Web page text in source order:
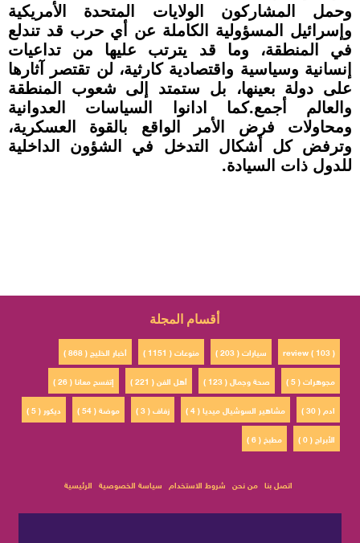
وحمل المشاركون الولايات المتحدة الأمريكية
وإسرائيل المسؤولية الكاملة عن أي حرب قد تندلع
في المنطقة، وما قد يترتب عليها من تداعيات
إنسانية وسياسية واقتصادية كارثية، لن تقتصر آثارها
على دولة بعينها، بل ستمتد إلى شعوب المنطقة
والعالم أجمع.كما ادانوا السياسات العدوانية
ومحاولات فرض الأمر الواقع بالقوة العسكرية،
وترفض كل أشكال التدخل في الشؤون الداخلية
للدول ذات السيادة.
أقسام المجلة
أخبار الخليج ( 868 ) منوعات ( 1151 ) سيارات ( 203 )
review ( 103 )
إتفسح معانا ( 26 )
أهل الفن ( 221 ) صحة وجمال ( 123 )
مجوهرات ( 5 )
ديكور ( 5 )
موضة ( 54 ) زفاف ( 3 ) مشاهير السوشيال ميديا ( 4 )
ادم ( 30 )
مطبخ ( 6 )
الأبراج ( 0 )
الرئيسية سياسة الخصوصية شروط الاستخدام من نحن اتصل بنا